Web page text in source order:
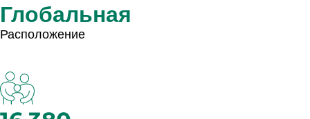
Глобальная
Расположение